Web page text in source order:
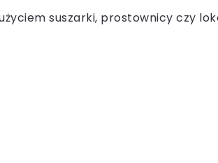
suszarki, prostownicy czy